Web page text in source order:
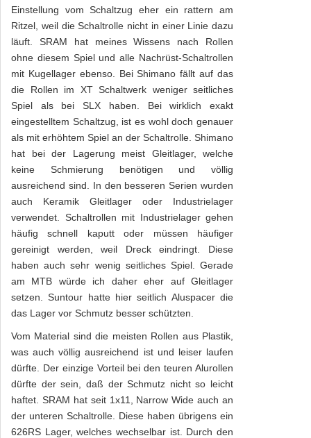
Einstellung vom Schaltzug eher ein rattern am
Ritzel, weil die Schaltrolle nicht in einer Linie dazu
läuft. SRAM hat meines Wissens nach Rollen
ohne diesem Spiel und alle Nachrüst-Schaltrollen
mit Kugellager ebenso. Bei Shimano fällt auf das
die Rollen im XT Schaltwerk weniger seitliches
Spiel als bei SLX haben. Bei wirklich exakt
eingestelltem Schaltzug, ist es wohl doch genauer
als mit erhöhtem Spiel an der Schaltrolle. Shimano
hat bei der Lagerung meist Gleitlager, welche
keine Schmierung benötigen und völlig
ausreichend sind. In den besseren Serien wurden
auch Keramik Gleitlager oder Industrielager
verwendet. Schaltrollen mit Industrielager gehen
häufig schnell kaputt oder müssen häufiger
gereinigt werden, weil Dreck eindringt. Diese
haben auch sehr wenig seitliches Spiel. Gerade
am MTB würde ich daher eher auf Gleitlager
setzen. Suntour hatte hier seitlich Aluspacer die
das Lager vor Schmutz besser schützten.
Vom Material sind die meisten Rollen aus Plastik,
was auch völlig ausreichend ist und leiser laufen
dürfte. Der einzige Vorteil bei den teuren Alurollen
dürfte der sein, daß der Schmutz nicht so leicht
haftet. SRAM hat seit 1x11, Narrow Wide auch an
der unteren Schaltrolle. Diese haben übrigens ein
626RS Lager, welches wechselbar ist. Durch den